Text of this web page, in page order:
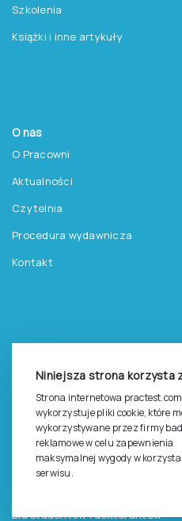
Niniejsza strona korzysta
Strona internetowa
wykorzystuje pliki cookie, które
wykorzystywane przez firmy
reklamowe w celu zapewnienia
maksymalnej wygody w
serwisu.
Szkolenia
Książki i inne artykuły
O nas
O Pracowni
Aktualności
Czytelnia
Procedura wydawnicza
Kontakt
Zasady dostępu do testów
Zasady sprzedaży testów i
Zasady sprzedaży e-testów
Cennik i katalog
Dla studentów i doktorantów